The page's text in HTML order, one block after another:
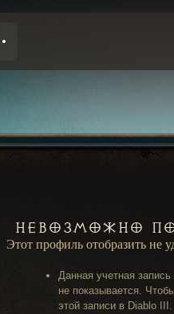
Невозможно
Этот профиль отобразить
Данная учетная
не показывается.
этой записи в Diablo III.